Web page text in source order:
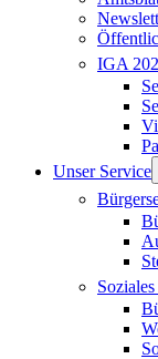
IGA
Unser Service